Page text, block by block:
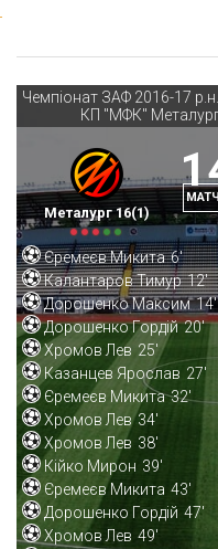
КП "МФК"
Металург 16(1)
Єремеєв Микита 6'
Калантаров Тимур 12'
Дорошенко Максим 14'
Дорошенко Гордій 20'
Хромов Лев 25'
Казанцев Ярослав 27'
Єремеєв Микита 32'
Хромов Лев 34'
Хромов Лев 38'
Кійко Мирон 39'
Єремеєв Микита 43'
Дорошенко Гордій 47'
Хромов Лев 49'